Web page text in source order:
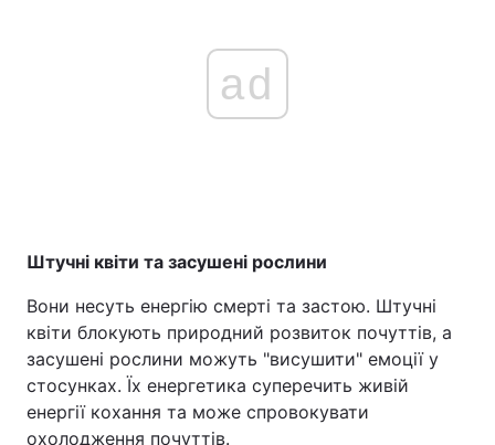
ad
Штучні квіти та засушені рослини
Вони несуть енергію смерті та застою. Штучні
квіти блокують природний розвиток почуттів, а
засушені рослини можуть "висушити" емоції у
стосунках. Їх енергетика суперечить живій
енергії кохання та може спровокувати
охолодження почуттів.